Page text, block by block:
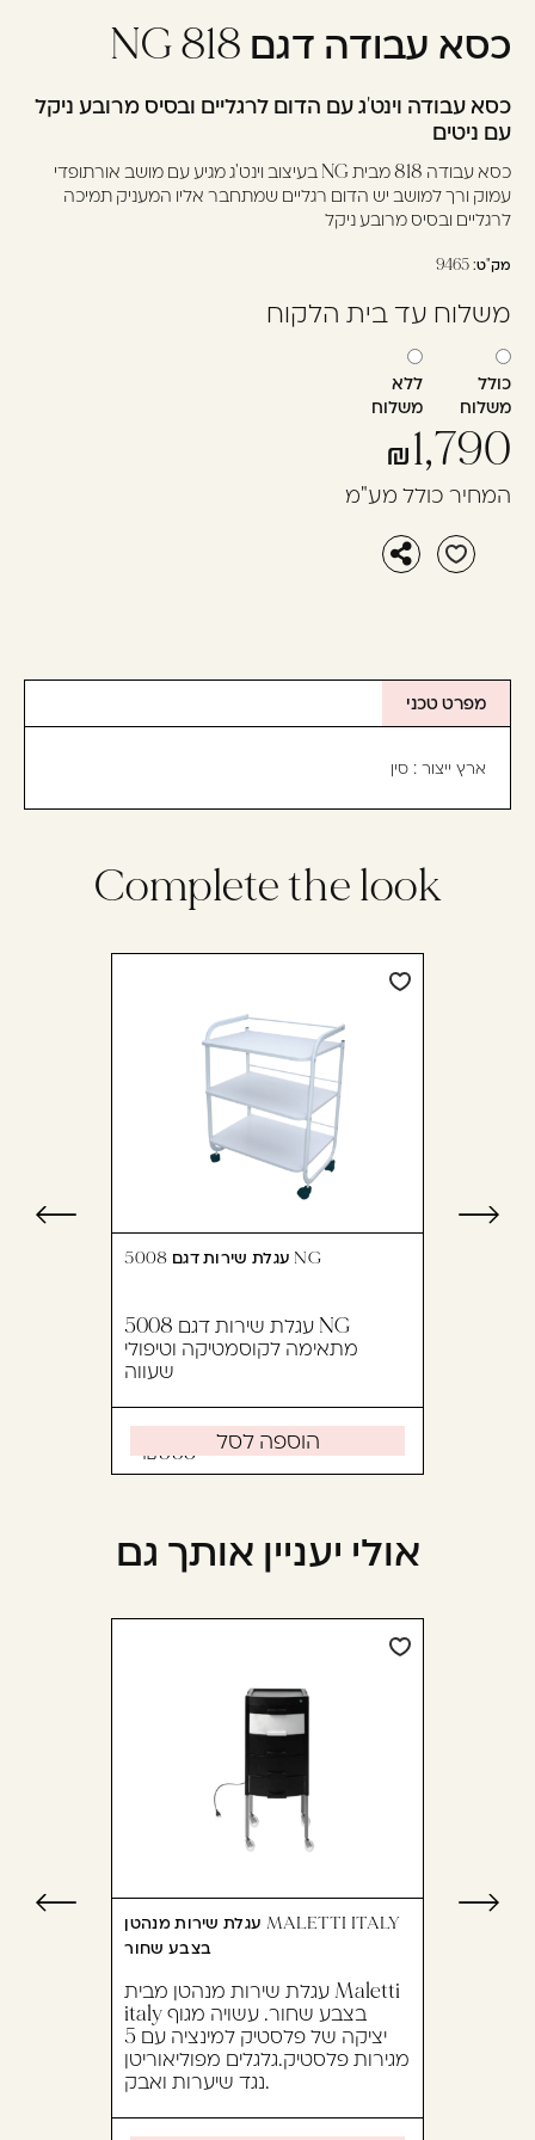
עוד לא נרשמתם? יאללה,
כסא עבודה דגם 818 NG
כסא עבודה וינט'ג עם הדום לרגליים ובסיס מרובע ניקל
עם ניטים
כסא עבודה 818 מבית NG בעיצוב וינט'ג מגיע עם מושב אורתופדי
עמוק ורך למושב יש הדום רגליים שמתחבר אליו המעניק תמיכה
לרגליים ובסיס מרובע ניקל
מק"ט:9465
משלוח עד בית הלקוח
כולל
משלוח
ללא
משלוח
1,790
המחיר כולל מע"מ
מפרט טכני
ארץ ייצור : סין
Complete the look
עגלת שירות דגם 5008 NG
עגלת שירות דגם 5008 NG
מתאימה לקוסמטיקה וטיפולי
שעווה
553 הוספה לסל
אולי יעניין אותך גם
עגלת שירות מנהטן MALETTI ITALY
בצבע שחור
עגלת שירות מנהטן מבית Maletti
italy בצבע שחור. עשויה מגוף
יציקה של פלסטיק למינציה עם 5
מגירות פלסטיק.גלגלים מפוליאוריטן
נגד שיערות ואבק.